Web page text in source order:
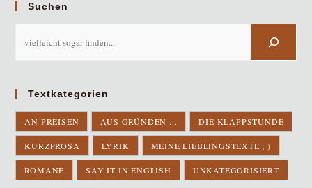
Suchen
Textkategorien
AN PREISEN AUS GRÜNDEN ... DIE KLAPPSTUNDE
KURZPROSA LYRIK MEINE LIEBLINGSTEXTE ; )
ROMANE SAY IT IN ENGLISH UNKATEGORISIERT